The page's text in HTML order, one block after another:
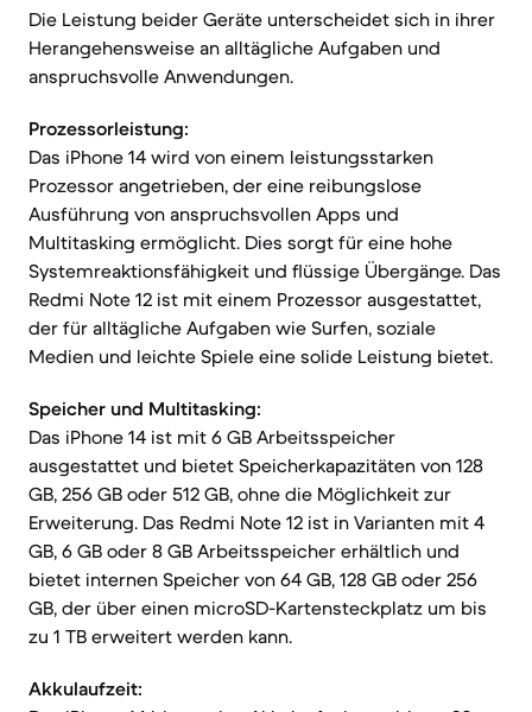
Die Leistung beider Geräte unterscheidet sich in ihrer
Herangehensweise an alltägliche Aufgaben und
anspruchsvolle Anwendungen.
Prozessorleistung:
Das iPhone 14 wird von einem leistungsstarken
Prozessor angetrieben, der eine reibungslose
Ausführung von anspruchsvollen Apps und
Multitasking ermöglicht. Dies sorgt für eine hohe
Systemreaktionsfähigkeit und flüssige Übergänge. Das
Redmi Note 12 ist mit einem Prozessor ausgestattet,
der für alltägliche Aufgaben wie Surfen, soziale
Medien und leichte Spiele eine solide Leistung bietet.
Speicher und Multitasking:
Das iPhone 14 ist mit 6 GB Arbeitsspeicher
ausgestattet und bietet Speicherkapazitäten von 128
GB, 256 GB oder 512 GB, ohne die Möglichkeit zur
Erweiterung. Das Redmi Note 12 ist in Varianten mit 4
GB, 6 GB oder 8 GB Arbeitsspeicher erhältlich und
bietet internen Speicher von 64 GB, 128 GB oder 256
GB, der über einen microSD-Kartensteckplatz um bis
zu 1 TB erweitert werden kann.
Akkulaufzeit: